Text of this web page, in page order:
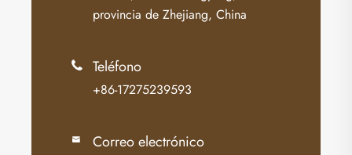
provincia de Zhejiang, China
 Teléfono
+86-17275239593
 Correo electrónico